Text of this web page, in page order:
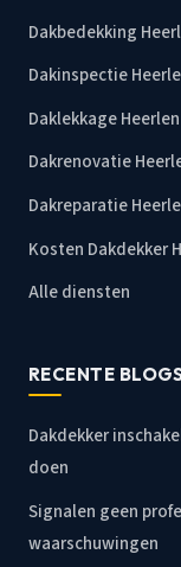
Dakbedekking
Dakinspectie
Daklekkage Heerlen
Dakrenovatie
Dakreparatie
Kosten Dakdekker
Alle diensten
RECENTE
Dakdekker
doen
Signalen geen
waarschuwingen